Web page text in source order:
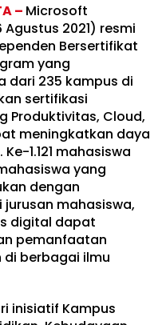
– Microsoft
2021) resmi
Bersertifikat
yang
dari 235 kampus di
sertifikasi
Produktivitas, Cloud,
meningkatkan daya
1.121 mahasiswa
yang
dengan
mahasiswa,
digital dapat
pemanfaatan
berbagai ilmu
inisiatif Kampus